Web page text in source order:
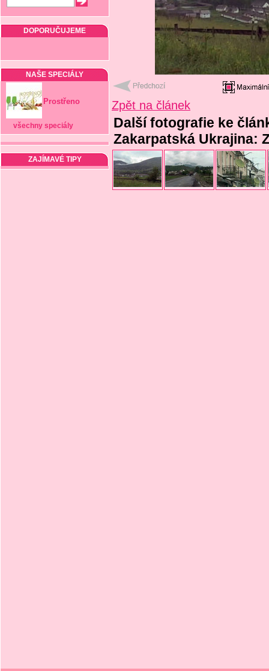
DOPORUČUJEME
NAŠE SPECIÁLY
Prostřeno
všechny speciály
ZAJÍMAVÉ TIPY
Zpět na článek
Další fotografie ke
Zakarpatská Ukrajina: